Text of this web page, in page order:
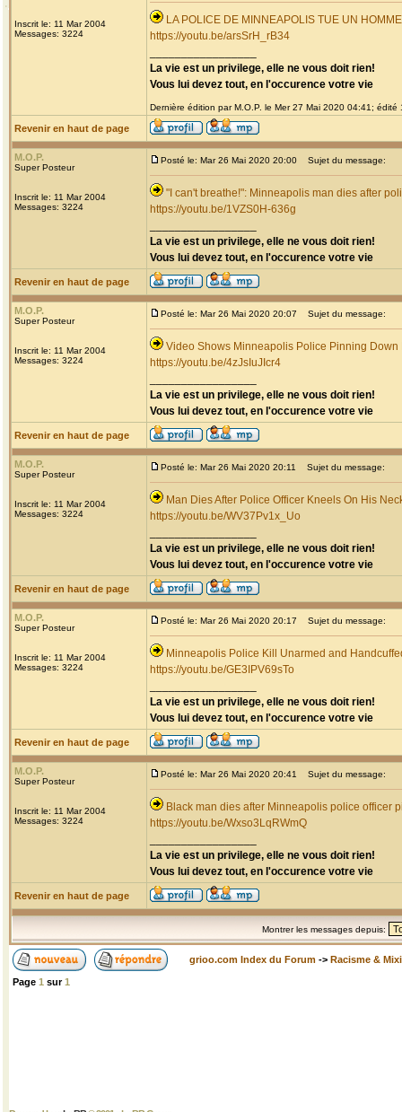
Inscrit le: 11 Mar 2004
Messages: 3224
LA POLICE DE MINNEAPOLIS TUE UN
https://youtu.be/arsSrH_rB34
La vie est un privilege, elle ne vous doit rien!
Vous lui devez tout, en l'occurence votre vie
Dernière édition par M.O.P. le Mer 27 Mai 2020 04:41; édité
Revenir en haut de page
M.O.P.
Super Posteur
Inscrit le: 11 Mar 2004
Messages: 3224
Posté le: Mar 26 Mai 2020 20:00 Sujet du message:
"I can't breathe!": Minneapolis man dies after
https://youtu.be/1VZS0H-636g
La vie est un privilege, elle ne vous doit rien!
Vous lui devez tout, en l'occurence votre vie
Revenir en haut de page
M.O.P.
Super Posteur
Inscrit le: 11 Mar 2004
Messages: 3224
Posté le: Mar 26 Mai 2020 20:07 Sujet du message:
Video Shows Minneapolis Police Pinning
https://youtu.be/4zJsIuJIcr4
La vie est un privilege, elle ne vous doit rien!
Vous lui devez tout, en l'occurence votre vie
Revenir en haut de page
M.O.P.
Super Posteur
Inscrit le: 11 Mar 2004
Messages: 3224
Posté le: Mar 26 Mai 2020 20:11 Sujet du message:
Man Dies After Police Officer Kneels On His
https://youtu.be/WV37Pv1x_Uo
La vie est un privilege, elle ne vous doit rien!
Vous lui devez tout, en l'occurence votre vie
Revenir en haut de page
M.O.P.
Super Posteur
Inscrit le: 11 Mar 2004
Messages: 3224
Posté le: Mar 26 Mai 2020 20:17 Sujet du message:
Minneapolis Police Kill Unarmed and
https://youtu.be/GE3IPV69sTo
La vie est un privilege, elle ne vous doit rien!
Vous lui devez tout, en l'occurence votre vie
Revenir en haut de page
M.O.P.
Super Posteur
Inscrit le: 11 Mar 2004
Messages: 3224
Posté le: Mar 26 Mai 2020 20:41 Sujet du message:
Black man dies after Minneapolis police officer
https://youtu.be/Wxso3LqRWmQ
La vie est un privilege, elle ne vous doit rien!
Vous lui devez tout, en l'occurence votre vie
Revenir en haut de page
Montrer les messages depuis:
grioo.com Index du Forum -> Racisme &
Page 1 sur1